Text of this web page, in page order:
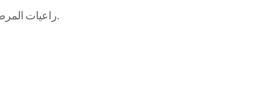
« راعيات المرضى » – لأنّ رعاية أحبائكم أولوية لا تقبل التأجيل.